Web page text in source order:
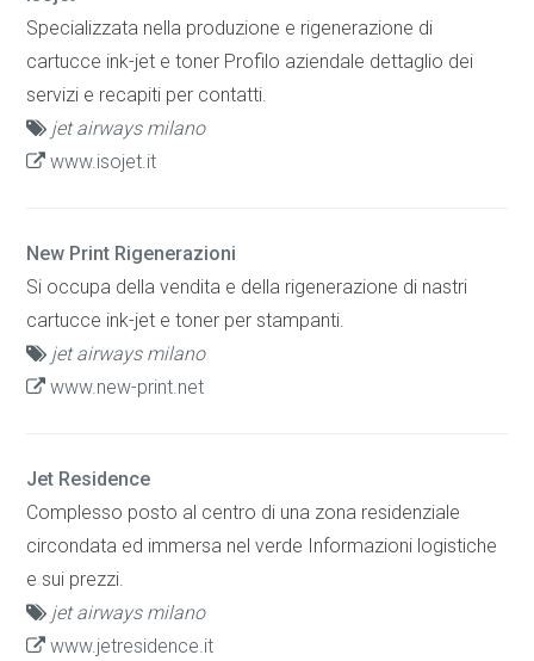
Specializzata nella produzione e rigenerazione di
cartucce ink-jet e toner Profilo aziendale dettaglio dei
servizi e recapiti per contatti.
jet airways milano
www.isojet.it
New Print Rigenerazioni
Si occupa della vendita e della rigenerazione di nastri
cartucce ink-jet e toner per stampanti.
jet airways milano
www.new-print.net
Jet Residence
Complesso posto al centro di una zona residenziale
circondata ed immersa nel verde Informazioni logistiche
e sui prezzi.
jet airways milano
www.jetresidence.it